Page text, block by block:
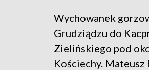
Wychowanek
Grudziądzu do
Zielińskiego pod
Kościechy.